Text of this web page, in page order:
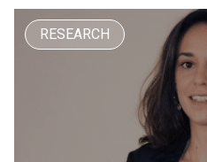
RESEARCH